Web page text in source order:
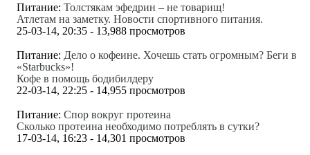
Питание: Толстякам эфедрин – не товарищ!
Атлетам на заметку. Новости спортивного питания.
25-03-14, 20:35 - 13,988 просмотров
Питание: Дело о кофеине. Хочешь стать огромным? Беги в
«Starbucks»!
Кофе в помощь бодибилдеру
22-03-14, 22:25 - 14,955 просмотров
Питание: Спор вокруг протеина
Сколько протеина необходимо потреблять в сутки?
17-03-14, 16:23 - 14,301 просмотров